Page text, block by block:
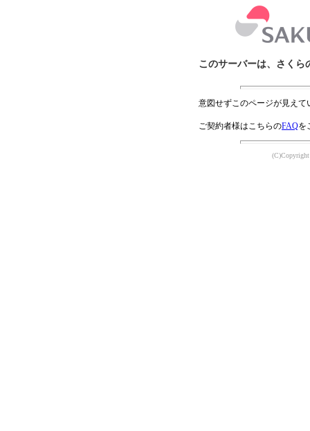
このサーバーは、さくら
意図せずこのページが見え
ご契約者様はこちらのFAQを